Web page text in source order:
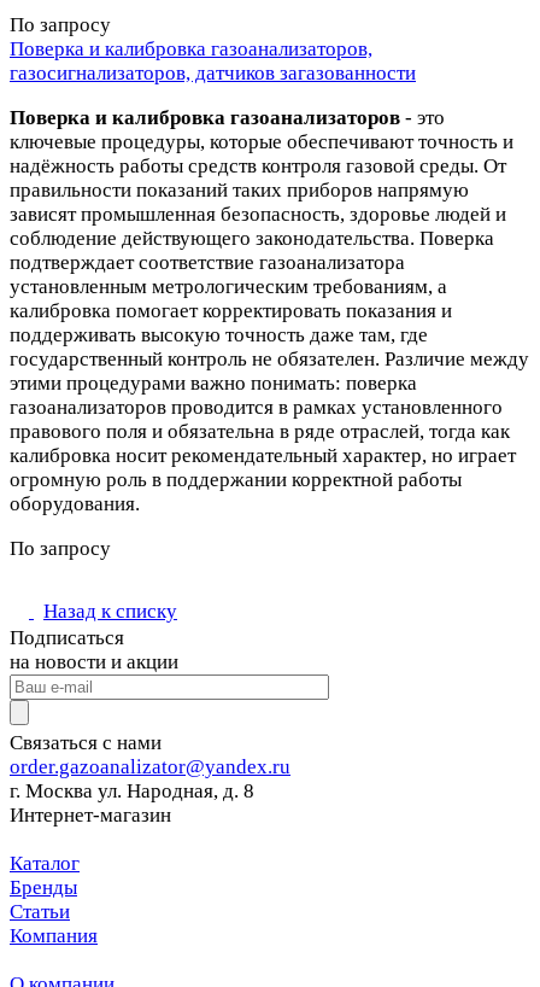
По запросу
Поверка и калибровка газоанализаторов,
газосигнализаторов, датчиков загазованности
Поверка и калибровка газоанализаторов - это
ключевые процедуры, которые обеспечивают точность и
надёжность работы средств контроля газовой среды. От
правильности показаний таких приборов напрямую
зависят промышленная безопасность, здоровье людей и
соблюдение действующего законодательства. Поверка
подтверждает соответствие газоанализатора
установленным метрологическим требованиям, а
калибровка помогает корректировать показания и
поддерживать высокую точность даже там, где
государственный контроль не обязателен. Различие между
этими процедурами важно понимать: поверка
газоанализаторов проводится в рамках установленного
правового поля и обязательна в ряде отраслей, тогда как
калибровка носит рекомендательный характер, но играет
огромную роль в поддержании корректной работы
оборудования.
По запросу
Назад к списку
Подписаться
на новости и акции
Связаться с нами
order.gazoanalizator@yandex.ru
г. Москва ул. Народная, д. 8
Интернет-магазин
Каталог
Бренды
Статьи
Компания